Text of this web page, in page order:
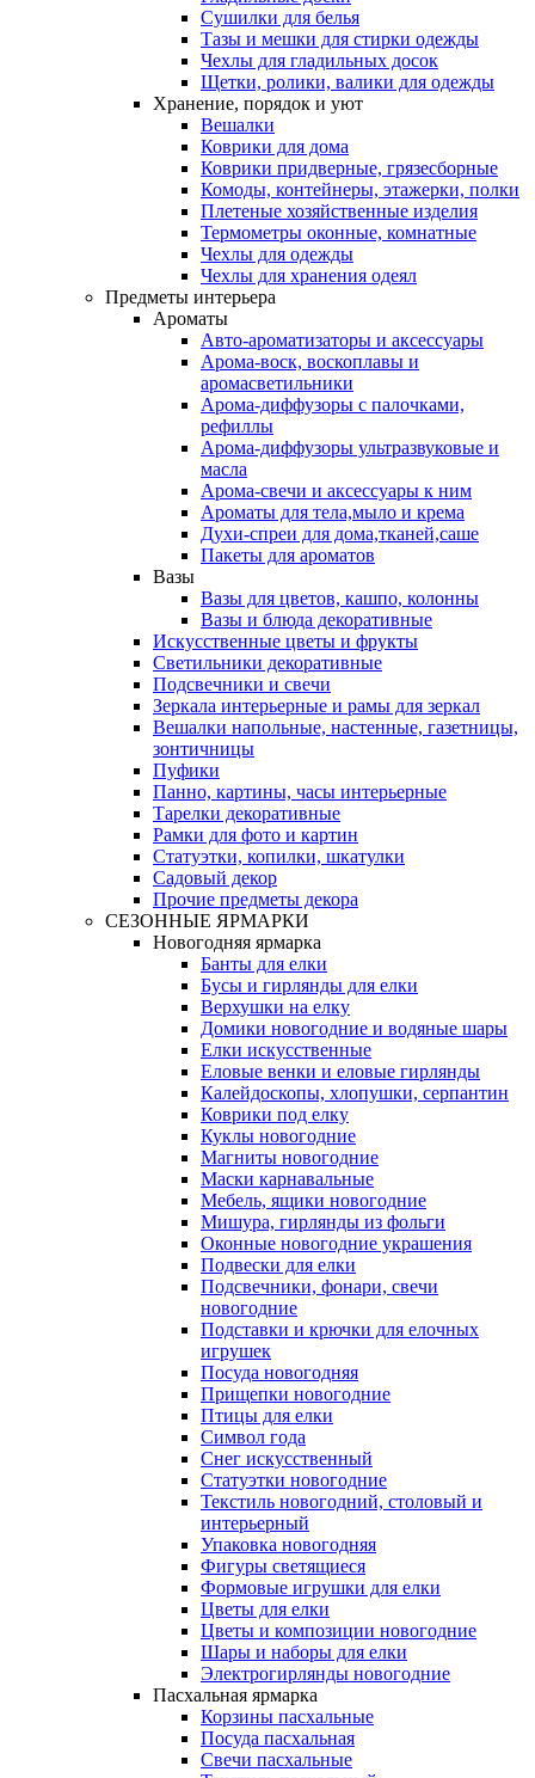
Сушилки для белья
Тазы и мешки для стирки одежды
Чехлы для гладильных досок
Щетки, ролики, валики для одежды
Хранение, порядок и уют
Вешалки
Коврики для дома
Коврики придверные, грязесборные
Комоды, контейнеры, этажерки, полки
Плетеные хозяйственные изделия
Термометры оконные, комнатные
Чехлы для одежды
Чехлы для хранения одеял
Предметы интерьера
Ароматы
Авто-ароматизаторы и аксессуары
Арома-воск, воскоплавы и
аромасветильники
Арома-диффузоры с палочками,
рефиллы
Арома-диффузоры ультразвуковые и
масла
Арома-свечи и аксессуары к ним
Ароматы для тела,мыло и крема
Духи-спреи для дома,тканей,саше
Пакеты для ароматов
Вазы
Вазы для цветов, кашпо, колонны
Вазы и блюда декоративные
Искусственные цветы и фрукты
Светильники декоративные
Подсвечники и свечи
Зеркала интерьерные и рамы для зеркал
Вешалки напольные, настенные, газетницы,
зонтичницы
Пуфики
Панно, картины, часы интерьерные
Тарелки декоративные
Рамки для фото и картин
Статуэтки, копилки, шкатулки
Садовый декор
Прочие предметы декора
СЕЗОННЫЕ ЯРМАРКИ
Новогодняя ярмарка
Банты для елки
Бусы и гирлянды для елки
Верхушки на елку
Домики новогодние и водяные шары
Елки искусственные
Еловые венки и еловые гирлянды
Калейдоскопы, хлопушки, серпантин
Коврики под елку
Куклы новогодние
Магниты новогодние
Маски карнавальные
Мебель, ящики новогодние
Мишура, гирлянды из фольги
Оконные новогодние украшения
Подвески для елки
Подсвечники, фонари, свечи
новогодние
Подставки и крючки для елочных
игрушек
Посуда новогодняя
Прищепки новогодние
Птицы для елки
Символ года
Снег искусственный
Статуэтки новогодние
Текстиль новогодний, столовый и
интерьерный
Упаковка новогодняя
Фигуры светящиеся
Формовые игрушки для елки
Цветы для елки
Цветы и композиции новогодние
Шары и наборы для елки
Электрогирлянды новогодние
Пасхальная ярмарка
Корзины пасхальные
Посуда пасхальная
Свечи пасхальные